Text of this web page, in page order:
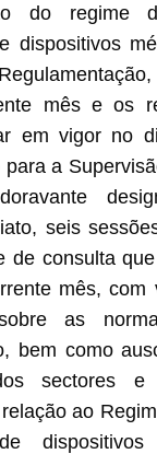
do regime
dispositivos
mês e os
em vigor no
a
seis
de consulta
mês, com
as
bem como
sectores e
ao
de